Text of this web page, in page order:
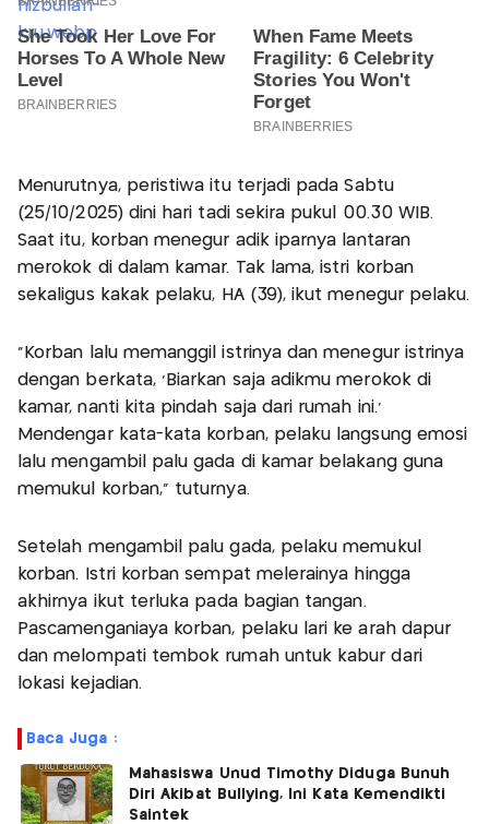
Menurutnya, peristiwa itu terjadi pada Sabtu
(25/10/2025) dini hari tadi sekira pukul 00.30 WIB.
Saat itu, korban menegur adik iparnya lantaran
merokok di dalam kamar. Tak lama, istri korban
sekaligus kakak pelaku, HA (39), ikut menegur pelaku.
"Korban lalu memanggil istrinya dan menegur istrinya
dengan berkata, 'Biarkan saja adikmu merokok di
kamar, nanti kita pindah saja dari rumah ini.'
Mendengar kata-kata korban, pelaku langsung emosi
lalu mengambil palu gada di kamar belakang guna
memukul korban," tuturnya.
Setelah mengambil palu gada, pelaku memukul
korban. Istri korban sempat melerainya hingga
akhirnya ikut terluka pada bagian tangan.
Pascamenganiaya korban, pelaku lari ke arah dapur
dan melompati tembok rumah untuk kabur dari
lokasi kejadian.
Baca Juga :
Mahasiswa Unud Timothy Diduga Bunuh
Diri Akibat Bullying, Ini Kata Kemendikti
Saintek